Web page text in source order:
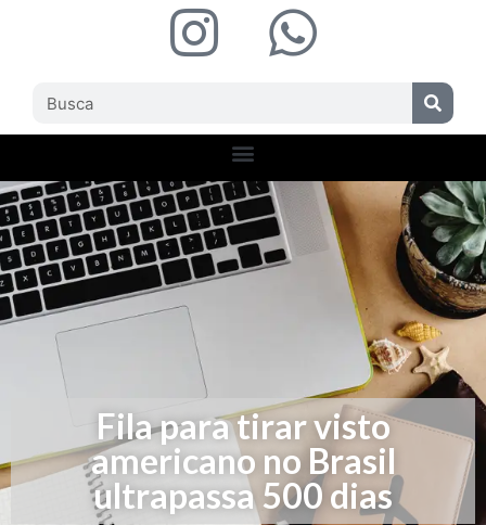
Fila para tirar visto
americano no Brasil
ultrapassa 500 dias